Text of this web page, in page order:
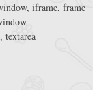
iframe, frame
textarea